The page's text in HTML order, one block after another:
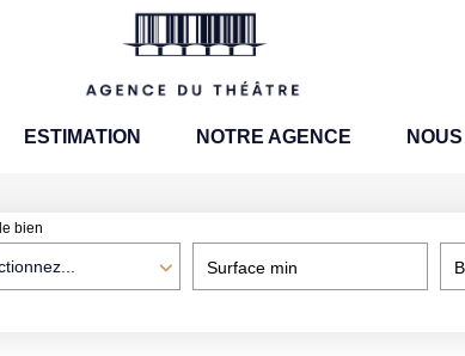
ESTIMATION NOTRE AGENCE
bien
Surface min